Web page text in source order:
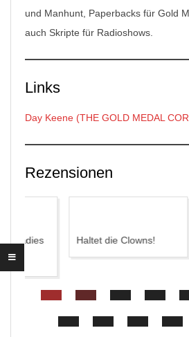
und Manhunt, Paperbacks für Gold
auch Skripte für Radioshows.
Links
Day Keene (THE GOLD MEDAL
Rezensionen
Haltet die Clowns!